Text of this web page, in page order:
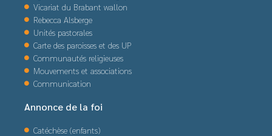
Vicariat du Brabant wallon
Rebecca Alsberge
Unités pastorales
Carte des paroisses et des UP
Communautés religieuses
Mouvements et associations
Communication
Annonce de la foi
Catéchèse (enfants)